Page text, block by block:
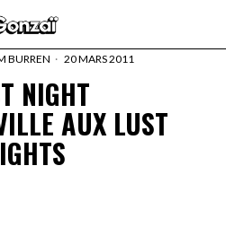
BURREN 20 MARS 2011
NIGHT
AUX LUST